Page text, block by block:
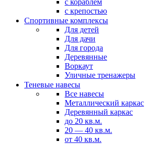
с кораблем
с крепостью
Спортивные комплексы
Для детей
Для дачи
Для города
Деревянные
Воркаут
Уличные тренажеры
Теневые навесы
Все навесы
Металлический каркас
Деревянный каркас
до 20 кв.м.
20 — 40 кв.м.
от 40 кв.м.